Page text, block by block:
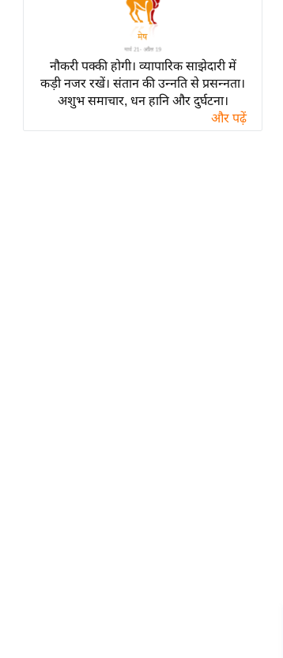
त्योहार
राशिफल
विशेष
विश्लेषण
नौकरी पक्की होगी। व्यापारिक साझेदारी में
कड़ी नजर रखें। संतान की उन्नति से प्रसन्नता।
अशुभ समाचार, धन हानि और दुर्घटना।
और पढ़ें